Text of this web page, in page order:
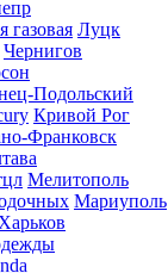
газовая Луцк
Чернигов
Подольский
Кривой Рог
Франковск
Мелитополь
Мариуполь